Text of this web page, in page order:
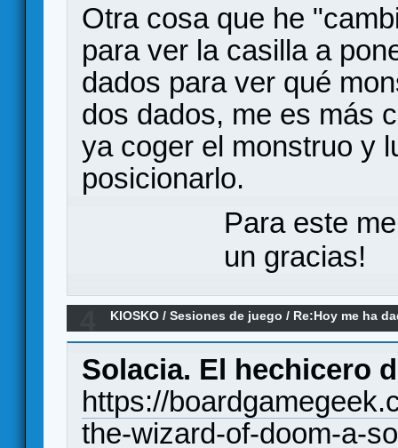
Otra cosa que he
para ver la casilla a
dados para ver qué
dos dados, me es más
ya coger el monstruo y
posicionarlo.
Para este
un gracias!
KIOSKO /Sesiones de juego / Re:Hoy me ha
Solacia. El hechicero
https://
the-wizard-of-doom-a-